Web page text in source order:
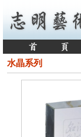
水晶系列